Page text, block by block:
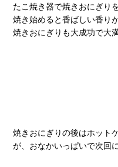
たこ焼き器で焼きおにぎり
焼き始めると香ばしい香り
焼きおにぎりも大成功で大
焼きおにぎりの後はホット
が、おなかいっぱいで次回